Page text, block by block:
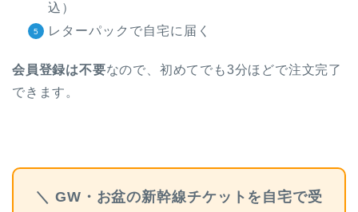
込）
レターパックで自宅に届く
会員登録は不要なので、初めてでも3分ほどで注文完了
できます。
＼ GW・お盆の新幹線チケットを自宅で受